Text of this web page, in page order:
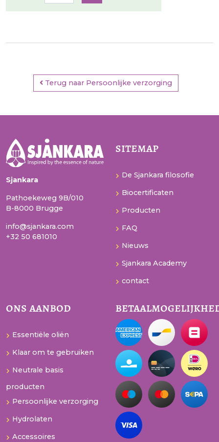
Terug naar Persoonlijke verzorging
Sjankara
Pathoekeweg 9B/010
B-8000 Brugge
info@sjankara.com
+32 50 681010
sitemap
De Sjankara filosofie
Biocertificaten
Producten
FAQ
Nieuws
Sjankara Academy
contact
ons aanbod
Essentiële oliën
Klaar om te gebruiken
Neutrale basis
producten
Persoonlijke verzorging
Hydrolaten
Accessoires